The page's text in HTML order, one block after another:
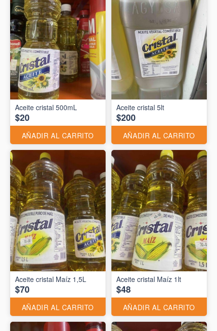
Aceite cristal 500mL
$20
AÑADIR AL CARRITO
Aceite cristal 5lt
$200
AÑADIR AL CARRITO
Aceite cristal Maíz 1,5L
$70
AÑADIR AL CARRITO
Aceite cristal Maíz 1lt
$48
AÑADIR AL CARRITO